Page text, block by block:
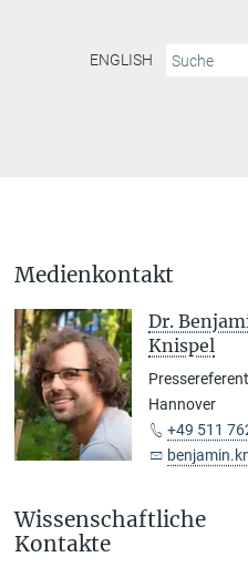
ENGLISH
Medienkontakt
Dr.
Knispel
Hannover
+49 511
Wissenschaftliche
Kontakte